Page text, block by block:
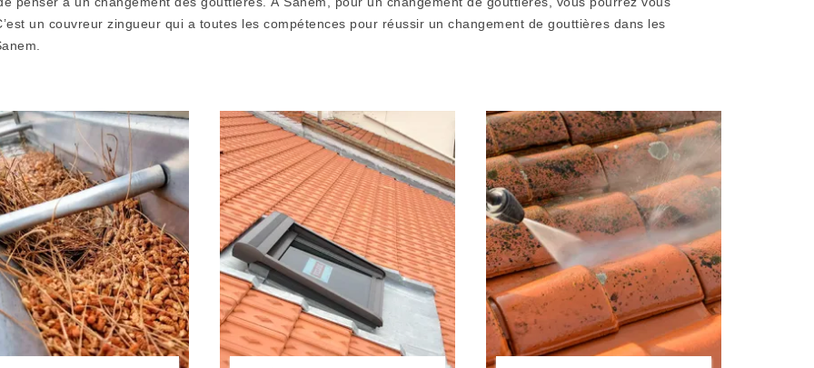
un couvreur zingueur qui a toutes les compétences pour réussir un changement de gouttières dans les